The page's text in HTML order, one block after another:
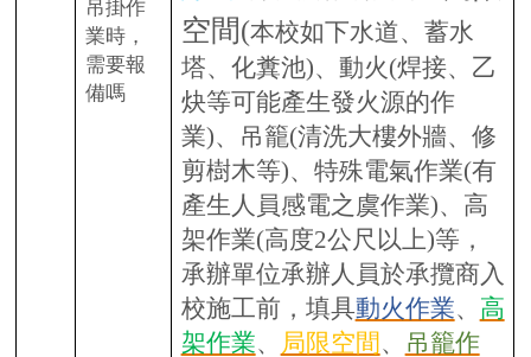
吊掛作
業時，
需要報
備嗎
空間(本校如下水道、蓄水
塔、化糞池)、 動火(焊接、乙
炔等可能產生發火源的作
業)、吊籠(清洗大樓外牆、修
剪樹木等)、特殊電氣作業(有
產生人員感電之虞作業)、高
架作業(高度2公尺以上)等，
承辦單位承辦人員於承攬商入
校施工前，填具動火作業、 高
架作業、 局限空間 、
吊籠作